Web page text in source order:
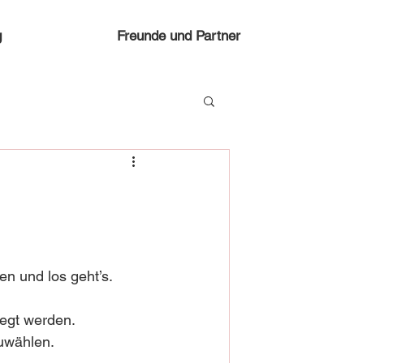
Freunde und Partner
und los geht’s.
werden.